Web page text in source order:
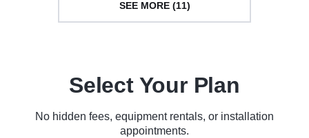
SEE MORE (11)
Select Your Plan
No hidden fees, equipment rentals, or installation
appointments.